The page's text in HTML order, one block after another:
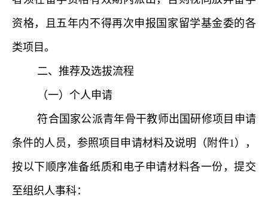
资格， 且五年内不得再次申报国家留学基金委的各
类项目 。
二、推荐及选拔流程
（一）个人申请
符合国家公派青年骨干教师出国研修项目申请
条件的人员 ， 参照项目申请材料及说明 （ 附件1）
，
按以下顺序准备纸质和电子申请材料各一份，提交
至组织人事科：